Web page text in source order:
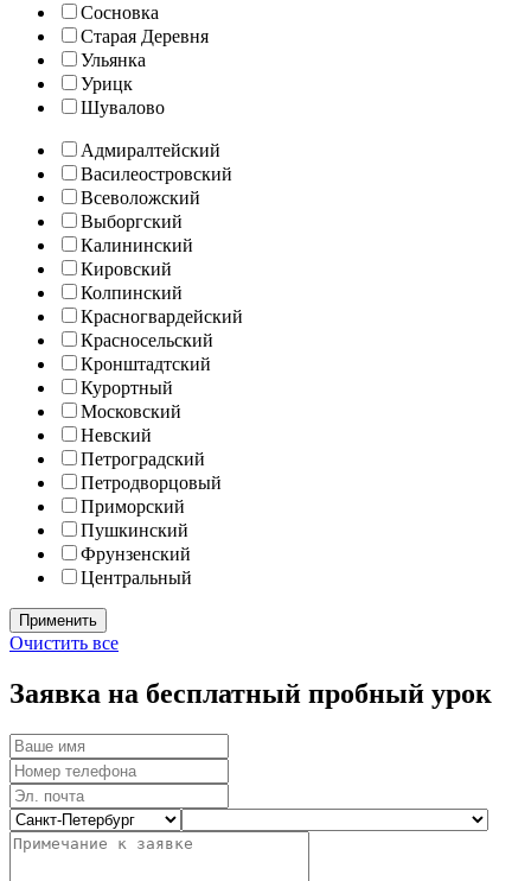
Сосновка
Старая Деревня
Ульянка
Урицк
Шувалово
Адмиралтейский
Василеостровский
Всеволожский
Выборгский
Калининский
Кировский
Колпинский
Красногвардейский
Красносельский
Кронштадтский
Курортный
Московский
Невский
Петроградский
Петродворцовый
Приморский
Пушкинский
Фрунзенский
Центральный
Очистить все
Заявка на бесплатный пробный урок